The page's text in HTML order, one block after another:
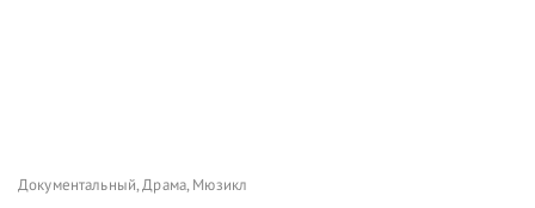
Документальный,Драма,Мюзикл